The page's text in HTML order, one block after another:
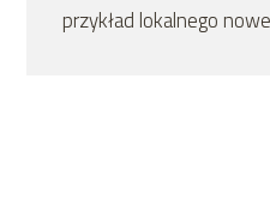
przykład lokalnego